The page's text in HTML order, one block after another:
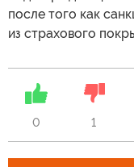
после того как
из страхового
0 1